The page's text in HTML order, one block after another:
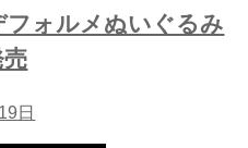
フォルメぬいぐるみ
日